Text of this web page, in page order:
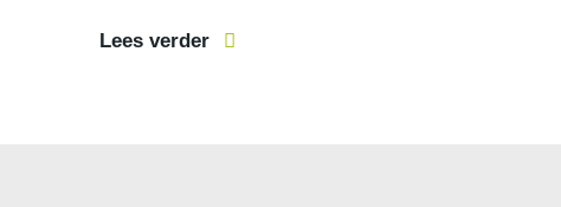
Lees verder